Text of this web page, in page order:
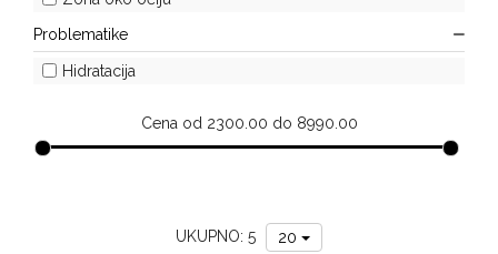
Problematike
Hidratacija
Cena od 2300.00 do 8990.00
UKUPNO: 5 20